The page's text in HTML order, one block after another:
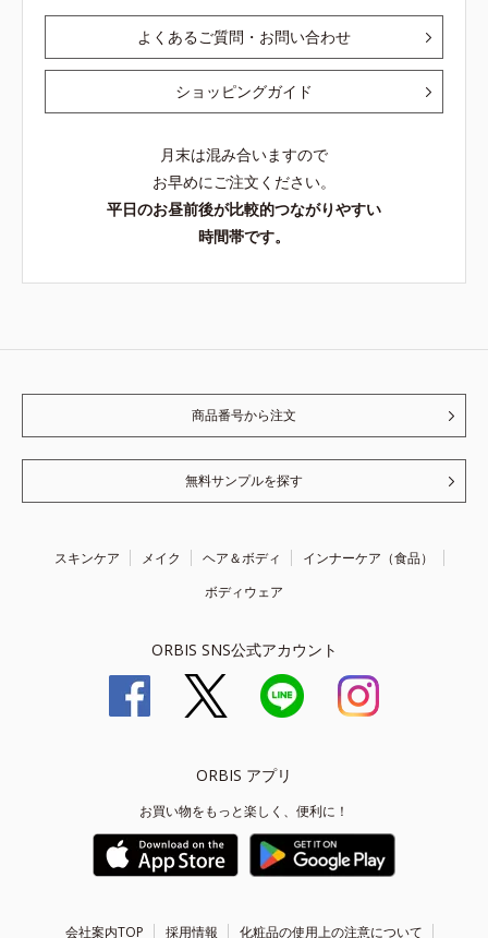
よくあるご質問・お問い合わせ
ショッピングガイド
月末は混み合いますので
お早めにご注文ください。
平日のお昼前後が比較的つながりやすい
時間帯です。
商品番号から注文
無料サンプルを探す
スキンケア メイク ヘア＆ボディ
インナーケア（食品）
ボディウェア
ORBIS SNS公式アカウント
ORBIS アプリ
お買い物をもっと楽しく、便利に！
会社案内TOP 採用情報 化粧品の使用上の注意について